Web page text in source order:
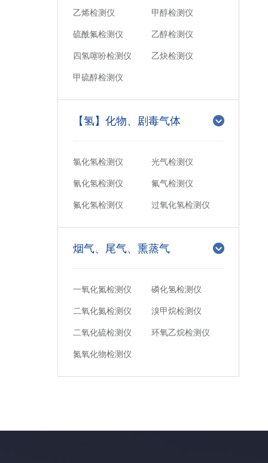
乙烯检测仪
甲醇检测仪
硫酰氟检测仪
乙醇检测仪
四氢噻吩检测仪
乙炔检测仪
甲硫醇检测仪
【氢】化物、剧毒气体
氯化氢检测仪
光气检测仪
氰化氢检测仪
氟气检测仪
氟化氢检测仪
过氧化氢检测仪
烟气、尾气、熏蒸气
一氧化氮检测仪
磷化氢检测仪
二氧化氮检测仪
溴甲烷检测仪
二氧化硫检测仪
环氧乙烷检测仪
氮氧化物检测仪